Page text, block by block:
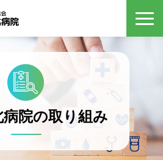
病院の取り組み